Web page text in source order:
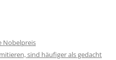
Nobelpreis
sind häufiger als gedacht